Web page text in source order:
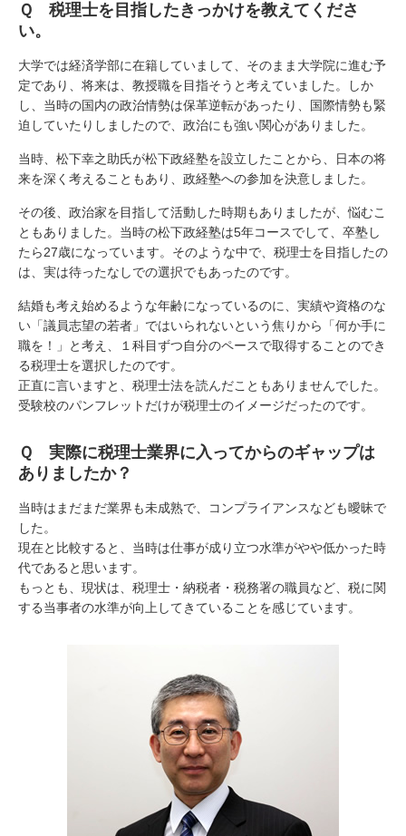
Ｑ 税理士を目指したきっかけを教えてくださ
い。
大学では経済学部に在籍していまして、そのまま大学院に進む予
定であり、将来は、教授職を目指そうと考えていました。しか
し、当時の国内の政治情勢は保革逆転があったり、国際情勢も緊
迫していたりしましたので、政治にも強い関心がありました。
当時、松下幸之助氏が松下政経塾を設立したことから、日本の将
来を深く考えることもあり、政経塾への参加を決意しました。
その後、政治家を目指して活動した時期もありましたが、悩むこ
ともありました。当時の松下政経塾は5年コースでして、卒塾し
たら27歳になっています。そのような中で、税理士を目指したの
は、実は待ったなしでの選択でもあったのです。
結婚も考え始めるような年齢になっているのに、実績や資格のな
い「議員志望の若者」ではいられないという焦りから「何か手に
職を！」と考え、１科目ずつ自分のペースで取得することのでき
る税理士を選択したのです。
正直に言いますと、税理士法を読んだこともありませんでした。
受験校のパンフレットだけが税理士のイメージだったのです。
Ｑ 実際に税理士業界に入ってからのギャップは
ありましたか？
当時はまだまだ業界も未成熟で、コンプライアンスなども曖昧で
した。
現在と比較すると、当時は仕事が成り立つ水準がやや低かった時
代であると思います。
もっとも、現状は、税理士・納税者・税務署の職員など、税に関
する当事者の水準が向上してきていることを感じています。